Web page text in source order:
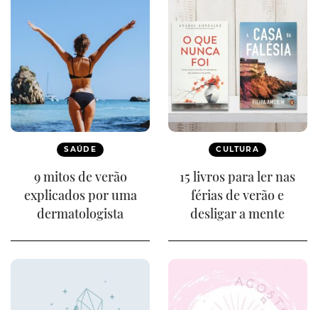
SAÚDE
9 mitos de verão
explicados por uma
dermatologista
CULTURA
15 livros para ler nas
férias de verão e
desligar a mente